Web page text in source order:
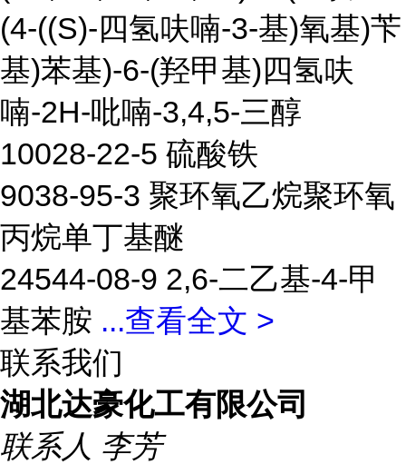
(4-((S)-四氢呋喃-3-基)氧基)苄
基)苯基)-6-(羟甲基)四氢呋
喃-2H-吡喃-3,4,5-三醇
10028-22-5 硫酸铁
9038-95-3 聚环氧乙烷聚环氧
丙烷单丁基醚
24544-08-9 2,6-二乙基-4-甲
基苯胺 ...查看全文 >
联系我们
湖北达豪化工有限公司
联系人 李芳